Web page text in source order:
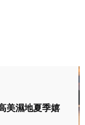
美濕地夏季嬉